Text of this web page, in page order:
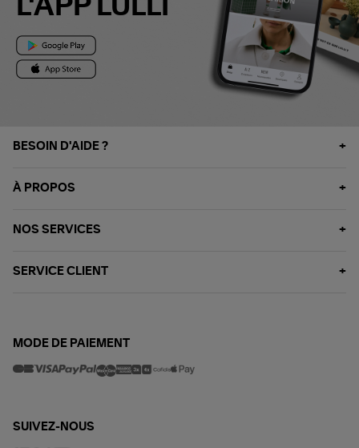
L'APP LULLI
BESOIN D'AIDE ?
À PROPOS
NOS SERVICES
SERVICE CLIENT
MODE DE PAIEMENT
SUIVEZ-NOUS